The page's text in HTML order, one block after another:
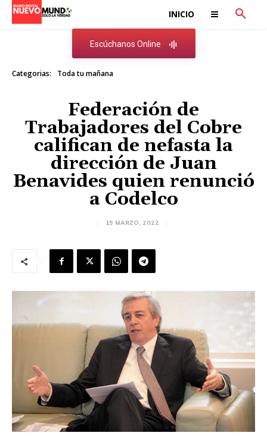
INICIO
Escúchanos Online
Categorias: Toda tu mañana
Federación de
Trabajadores del Cobre
califican de nefasta la
dirección de Juan
Benavides quien renunció
a Codelco
15 MARZO, 2022